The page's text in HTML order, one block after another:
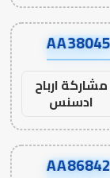
مشاركة ارباح
ادسنس